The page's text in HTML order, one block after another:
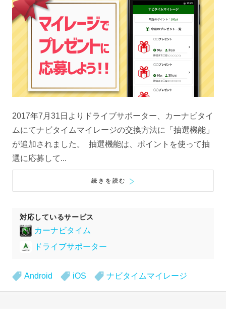
2017年7月31日よりドライブサポーター、カーナビタイ
ムにてナビタイムマイレージの交換方法に「抽選機能」
が追加されました。 抽選機能は、ポイントを使って抽
選に応募して...
続きを読む
対応しているサービス
カーナビタイム
ドライブサポーター
Android iOS ナビタイムマイレージ